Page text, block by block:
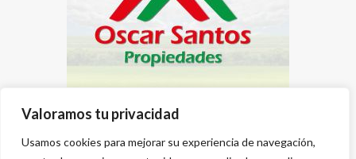
Valoramos tu privacidad
Usamos cookies para mejorar su experiencia de navegación,